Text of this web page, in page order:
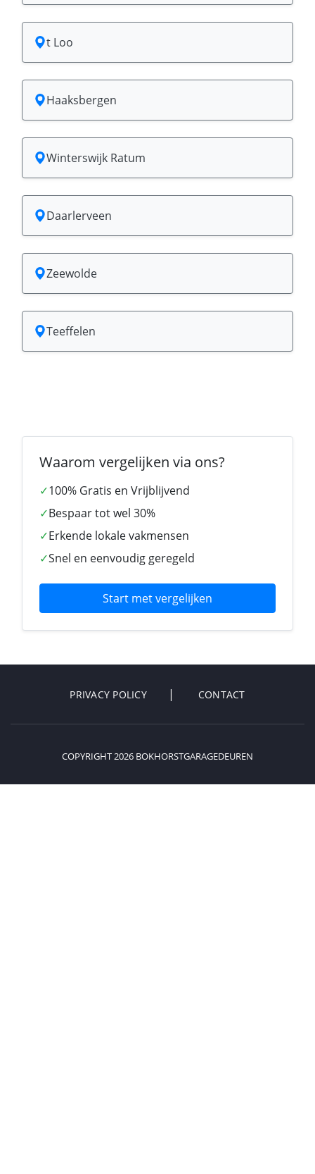
t Loo
Haaksbergen
Winterswijk Ratum
Daarlerveen
Zeewolde
Teeffelen
Waarom vergelijken via ons?
✓100% Gratis en Vrijblijvend
✓Bespaar tot wel 30%
✓Erkende lokale vakmensen
✓Snel en eenvoudig geregeld
Start met vergelijken
PRIVACY POLICY CONTACT
COPYRIGHT 2026 BOKHORSTGARAGEDEUREN